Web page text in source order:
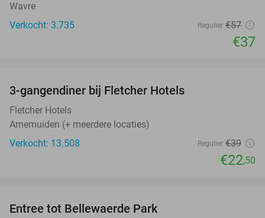
Wavre
Verkocht: 3.735
Regulier €57
€37
3-gangendiner bij Fletcher Hotels
Fletcher Hotels
Arnemuiden (+ meerdere locaties)
Verkocht: 13.508
Regulier €39
€22,50
Entree tot Bellewaerde Park